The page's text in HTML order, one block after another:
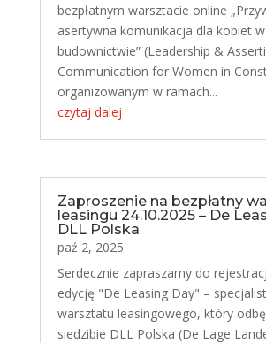
bezpłatnym warsztacie online
asertywna komunikacja dla kobiet w
budownictwie” (Leadership &
Communication for Women in
organizowanym w ramach...
czytaj dalej
Zaproszenie na bezpłatny
leasingu 24.10.2025 – De
DLL Polska
paź 2, 2025
Serdecznie zapraszamy do
edycję "De Leasing Day" –
warsztatu leasingowego, który
siedzibie DLL Polska (De Lage